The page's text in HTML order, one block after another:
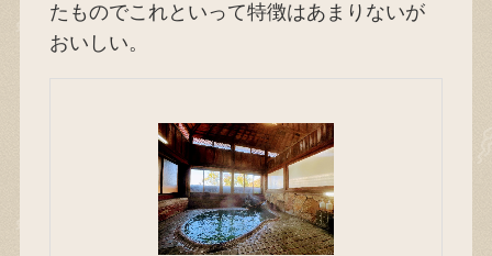
たものでこれといって特徴はあまりないが
おいしい。